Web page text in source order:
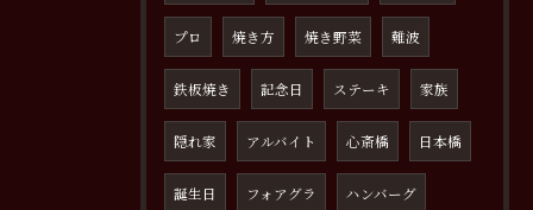
プロ 焼き方 焼き野菜 難波
鉄板焼き 記念日 ステーキ 家族
隠れ家 アルバイト 心斎橋 日本橋
誕生日 フォアグラ ハンバーグ